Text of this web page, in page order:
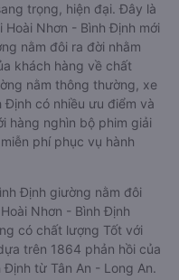
trọng, hiện đại. Đây là
Nhơn - Bình Định mới
nằm đôi ra đời nhằm
khách hàng về chất
nằm thông thường, xe
Định có nhiều ưu điểm và
hàng nghìn bộ phim giải
phí phục vụ hành
Định giường nằm đôi
Nhơn - Bình Định
có chất lượng Tốt với
trên 1864 phản hồi của
từ Tân An - Long An.